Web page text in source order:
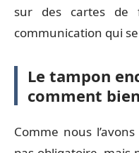
sur des cartes de
communication qui
Le tampon
comment
Comme nous